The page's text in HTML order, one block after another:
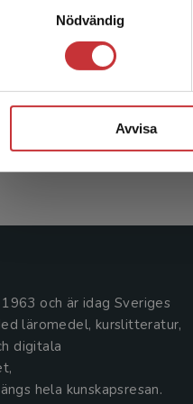
Nödvändig
Avvisa
Exkl.
och är idag Sveriges
läromedel, kurslitteratur,
digitala
hela kunskapsresan.